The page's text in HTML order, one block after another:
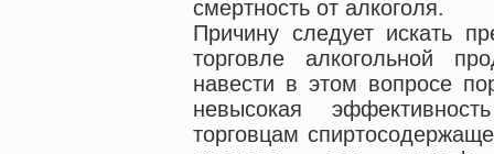
смертность от алкоголя.
Причину следует искать
торговле алкогольной
навести в этом вопросе
невысокая
торговцам